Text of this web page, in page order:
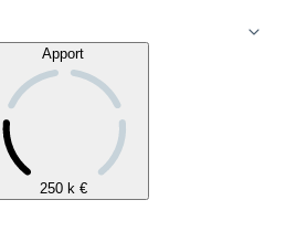
Apport
250 k €